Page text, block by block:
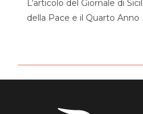
L’articolo del Giornale di
della Pace e il Quarto Anno